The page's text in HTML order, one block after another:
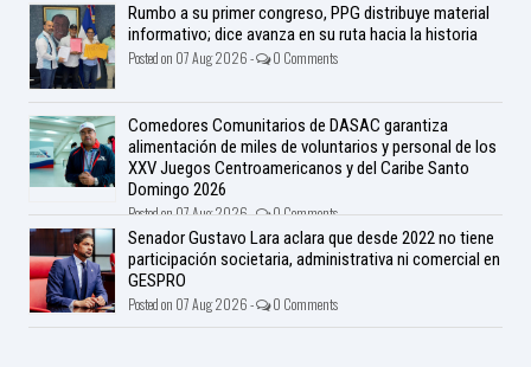
Rumbo a su primer congreso, PPG distribuye material
informativo; dice avanza en su ruta hacia la historia
Posted on 07 Aug 2026 - 0 Comments
Comedores Comunitarios de DASAC garantiza
alimentación de miles de voluntarios y personal de los
XXV Juegos Centroamericanos y del Caribe Santo
Domingo 2026
Posted on 07 Aug 2026 - 0 Comments
Senador Gustavo Lara aclara que desde 2022 no tiene
participación societaria, administrativa ni comercial en
GESPRO
Posted on 07 Aug 2026 - 0 Comments